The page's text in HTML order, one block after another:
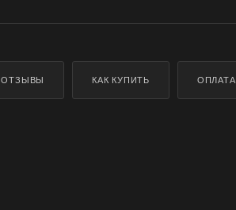
ОТЗЫВЫ КАК КУПИТЬ ОПЛАТА